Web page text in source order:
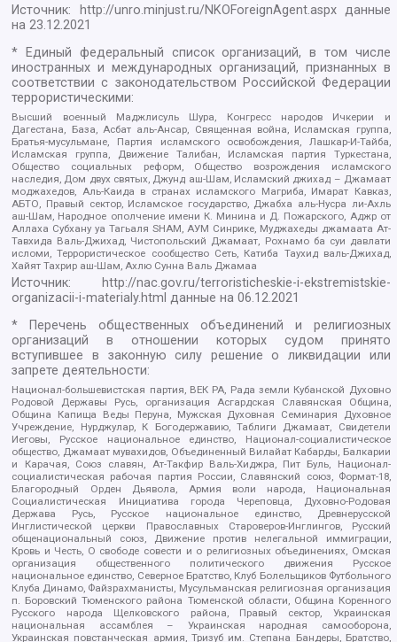
Источник: http://unro.minjust.ru/NKOForeignAgent.aspxданные
на23.12.2021
* Единый федеральный список организаций, в том числе
иностранных и международных организаций, признанных в
соответствии с законодательством Российской Федерации
террористическими:
Высший военный Маджлисуль Шура, Конгресс народов Ичкерии и
Дагестана, База, Асбат аль-Ансар, Священная война, Исламская группа,
Братья-мусульмане, Партия исламского освобождения, Лашкар-И-Тайба,
Исламская группа, Движение Талибан, Исламская партия Туркестана,
Общество социальных реформ, Общество возрождения исламского
наследия, Дом двух святых, Джунд аш-Шам, Исламский джихад – Джамаат
моджахедов, Аль-Каида в странах исламского Магриба, Имарат Кавказ,
АБТО, Правый сектор, Исламское государство, Джабха аль-Нусра ли-Ахль
аш-Шам, Народное ополчение имени К. Минина и Д. Пожарского, Аджр от
Аллаха Субхану уа Тагьаля SHAM, АУМ Синрике, Муджахеды джамаата Ат-
Тавхида Валь-Джихад, Чистопольский Джамаат, Рохнамо ба суи давлати
исломи, Террористическое сообщество Сеть, Катиба Таухид валь-Джихад,
Хайят Тахрир аш-Шам, Ахлю Сунна Валь Джамаа
Источник:
http://nac.gov.ru/terroristicheskie-i-ekstremistskie-
organizacii-i-materialy.html данные на06.12.2021
* Перечень общественных объединений и религиозных
организаций в отношении которых судом принято
вступившее в законную силу решение о ликвидации или
запрете деятельности:
Национал-большевистская партия, ВЕК РА, Рада земли Кубанской Духовно
Родовой Державы Русь, организация Асгардская Славянская Община,
Община Капища Веды Перуна, Мужская Духовная Семинария Духовное
Учреждение, Нурджулар, К Богодержавию, Таблиги Джамаат, Свидетели
Иеговы, Русское национальное единство, Национал-социалистическое
общество, Джамаат мувахидов, Объединенный Вилайат Кабарды, Балкарии
и Карачая, Союз славян, Ат-Такфир Валь-Хиджра, Пит Буль, Национал-
социалистическая рабочая партия России, Славянский союз, Формат-18,
Благородный Орден Дьявола, Армия воли народа, Национальная
Социалистическая Инициатива города Череповца, Духовно-Родовая
Держава Русь, Русское национальное единство, Древнерусской
Инглистической церкви Православных Староверов-Инглингов, Русский
общенациональный союз, Движение против нелегальной иммиграции,
Кровь и Честь, О свободе совести и о религиозных объединениях, Омская
организация общественного политического движения Русское
национальное единство, Северное Братство, Клуб Болельщиков Футбольного
Клуба Динамо, Файзрахманисты, Мусульманская религиозная организация
п. Боровский Тюменского района Тюменской области, Община Коренного
Русского народа Щелковского района, Правый сектор, Украинская
национальная ассамблея – Украинская народная самооборона,
Украинская повстанческая армия, Тризуб им. Степана Бандеры, Братство,